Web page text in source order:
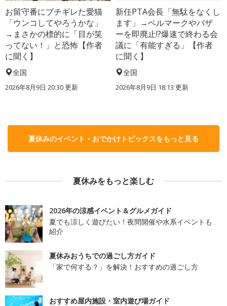
お留守番にブチギレた愛猫
「ウンコしてやろうかな」
→まさかの標的に「目が笑
ってない！」と恐怖【作者
に聞く】
全国
2026年8月9日 20:30更新
新任PTA会長「無駄をなくし
ます」→ベルマークやバザ
ーを即廃止!?爆速で終わる会
議に「有能すぎる」【作者
に聞く】
全国
2026年8月9日 18:13 更新
夏休みのイベント・おでかけトピックスをもっと見る
夏休みをもっと楽しむ
2026年の涼感イベント＆グルメガイド
夏でも涼しく遊びたい！夜間開催や水系イベントも
紹介
夏休みおうちでの過ごし方ガイド
「家で何する？」を解決！おすすめの過ごし方
おすすめ屋内施設・室内遊び場ガイド